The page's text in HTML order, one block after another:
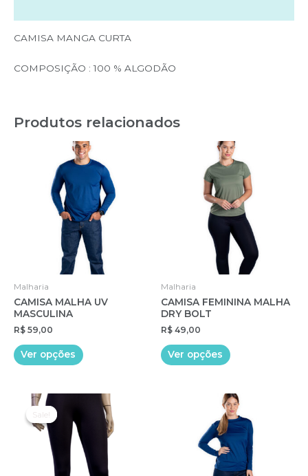
CAMISA MANGA CURTA
COMPOSIÇÃO : 100 % ALGODÃO
Produtos relacionados
Malharia
CAMISA MALHA UV
MASCULINA
R$ 59,00
Ver opções
produto
várias
variantes.
opções
podem
ser
Malharia
CAMISA FEMININA MALHA
DRY BOLT
R$ 49,00
Ver opções
produto
várias
variantes.
As
opções
podem
ser
Sale!
Sale!